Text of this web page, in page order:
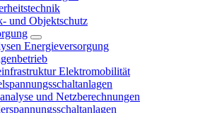
und Objektschutz
Energieversorgung
Elektromobilität
und Netzberechnungen